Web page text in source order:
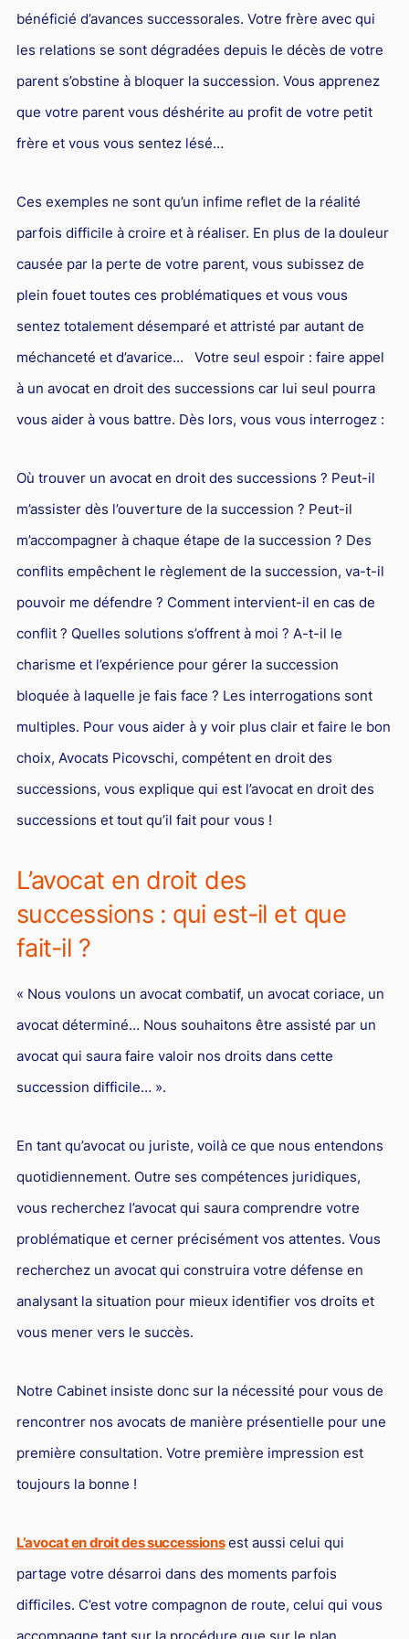
Droit de la santé
BTP
Droit de la franchise
Droit de la distribution
Droit et Fiscalité du marché de l'Art
L'industrie
Caution bancaire
Communication et nouvelles technologies
Grande entreprise
Transport
Restructuration d'entreprise
Droit et Fiscalité du marché de l'Art
Transmission d'entreprise et avocat
Gestion des crises
Responsabilité Sociétale des Entreprises (R.S.E)
Procédures et tribunaux
Contentieux cession d’entreprise
Énergie
Droit bancaire
Jurisprudences et actualités
Droit de la réparation et du dommage corporel
Droit du sport
PICOVSCHI
il la diligenter ?
Concurrence déloyale par un salarié
dénigrement, imitation
Concurrence déloyale : quand la couleur des semelles
pose des problèmes de droit !
Le dénigrement commercial
inspecteur des impôts pour vous défendre
Lois de Finances
Régularisation des avoirs détenus à l’étranger
Fiscalité de la rémunération des dirigeants
défendre vos marques
Droit audiovisuel
Droit d'auteurs et Internet : des avocats compétents pour
les défendre
Commerce électronique
Droit des marques et nouvelles technologies
Avocat en nouvelles technologies-Internet
Intelligence artificielle
en droit du travail vous assistent
Relations franco-japonaises
Contrat international
Jurisprudences et actualités en droit international
bénéficié d’avances successorales. Votre frère avec qui
les relations se sont dégradées depuis le décès de votre
parent s’obstine à bloquer la succession. Vous apprenez
que votre parent vous déshérite au profit de votre petit
frère et vous vous sentez lésé…
Ces exemples ne sont qu’un infime reflet de la réalité
parfois difficile à croire et à réaliser. En plus de la douleur
causée par la perte de votre parent, vous subissez de
plein fouet toutes ces problématiques et vous vous
sentez totalement désemparé et attristé par autant de
méchanceté et d’avarice… Votre seul espoir : faire appel
à un avocat en droit des successions car lui seul pourra
vous aider à vous battre. Dès lors, vous vous interrogez :
Où trouver un avocat en droit des successions ? Peut-il
m’assister dès l’ouverture de la succession ? Peut-il
m’accompagner à chaque étape de la succession ? Des
conflits empêchent le règlement de la succession, va-t-il
pouvoir me défendre ? Comment intervient-il en cas de
conflit ? Quelles solutions s’offrent à moi ? A-t-il le
charisme et l’expérience pour gérer la succession
bloquée à laquelle je fais face ? Les interrogations sont
multiples. Pour vous aider à y voir plus clair et faire le bon
choix, Avocats Picovschi, compétent en droit des
successions, vous explique qui est l’avocat en droit des
successions et tout qu’il fait pour vous !
L’avocat en droit des
successions : qui est-il et que
fait-il ?
« Nous voulons un avocat combatif, un avocat coriace, un
avocat déterminé… Nous souhaitons être assisté par un
avocat qui saura faire valoir nos droits dans cette
succession difficile… ».
En tant qu’avocat ou juriste, voilà ce que nous entendons
quotidiennement. Outre ses compétences juridiques,
vous recherchez l’avocat qui saura comprendre votre
problématique et cerner précisément vos attentes. Vous
recherchez un avocat qui construira votre défense en
analysant la situation pour mieux identifier vos droits et
vous mener vers le succès.
Notre Cabinet insiste donc sur la nécessité pour vous de
rencontrer nos avocats de manière présentielle pour une
première consultation. Votre première impression est
toujours la bonne !
L’avocat en droit des successionsest aussi celui qui
partage votre désarroi dans des moments parfois
difficiles. C’est votre compagnon de route, celui qui vous
accompagne tant sur la procédure que sur le plan